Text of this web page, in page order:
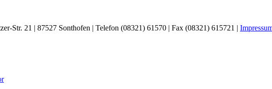
Str. 21 | 87527 Sonthofen | Telefon (08321) 61570 | Fax (08321) 615721 |